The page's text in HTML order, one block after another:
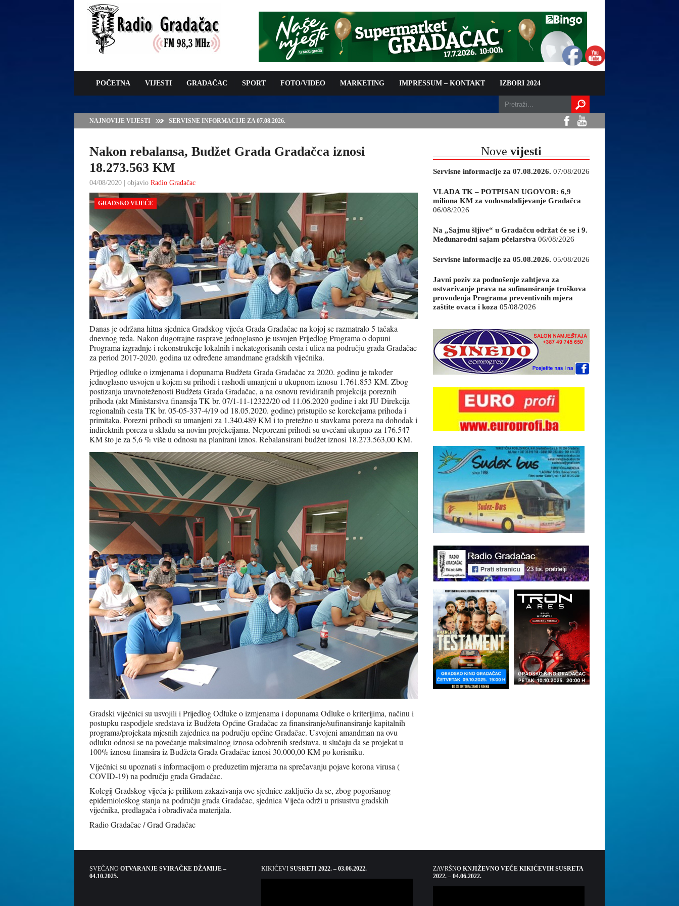
POČETNA VIJESTI GRADAČAC SPORT FOTO/VIDEO MARKETING IMPRESSUM – KONTAKT IZBORI 2024
NAJNOVIJE VIJESTI
VLADA TK – POTPISAN UGOVOR: 6,9 MILIONA KM ZA VODOSNABDIJEVANJE
GRADAČCA
Nakon rebalansa, Budžet Grada Gradačca iznosi
18.273.563 KM
04/08/2020 | objavio Radio Gradačac
GRADSKO VIJEĆE
Danas je održana hitna sjednica Gradskog vijeća Grada Gradačac na kojoj se razmatralo 5 tačaka
dnevnog reda. Nakon dugotrajne rasprave jednoglasno je usvojen Prijedlog Programa o dopuni
Programa izgradnje i rekonstrukcije lokalnih i nekategorisanih cesta i ulica na području grada Gradačac
za period 2017-2020. godina uz određene amandmane gradskih vijećnika.
Prijedlog odluke o izmjenama i dopunama Budžeta Grada Gradačac za 2020. godinu je također
jednoglasno usvojen u kojem su prihodi i rashodi umanjeni u ukupnom iznosu 1.761.853 KM. Zbog
postizanja uravnoteženosti Budžeta Grada Gradačac, a na osnovu revidiranih projekcija poreznih
prihoda (akt Ministarstva finansija TK br. 07/1-11-12322/20 od 11.06.2020 godine i akt JU Direkcija
regionalnih cesta TK br. 05-05-337-4/19 od 18.05.2020. godine) pristupilo se korekcijama prihoda i
primitaka. Porezni prihodi su umanjeni za 1.340.489 KM i to pretežno u stavkama poreza na dohodak i
indirektnih poreza u skladu sa novim projekcijama. Neporezni prihodi su uvećani ukupno za 176.547
KM što je za 5,6 % više u odnosu na planirani iznos. Rebalansirani budžet iznosi 18.273.563,00 KM.
Gradski vijećnici su usvojili i Prijedlog Odluke o izmjenama i dopunama Odluke o kriterijima, načinu i
postupku raspodjele sredstava iz Budžeta Općine Gradačac za finansiranje/sufinansiranje kapitalnih
programa/projekata mjesnih zajednica na području općine Gradačac. Usvojeni amandman na ovu
odluku odnosi se na povećanje maksimalnog iznosa odobrenih sredstava, u slučaju da se projekat u
100% iznosu finansira iz Budžeta Grada Gradačac iznosi 30.000,00 KM po korisniku.
Vijećnici su upoznati s informacijom o preduzetim mjerama na sprečavanju pojave korona virusa (
COVID-19) na području grada Gradačac.
Kolegij Gradskog vijeća je prilikom zakazivanja ove sjednice zaključio da se, zbog pogoršanog
epidemiološkog stanja na području grada Gradačac, sjednica Vijeća održi u prisustvu gradskih
vijećnika, predlagača i obrađivača materijala.
Radio Gradačac / Grad Gradačac
Nove vijesti
Servisne informacije za 07.08.2026. 07/08/2026
VLADA TK – POTPISAN UGOVOR: 6,9
miliona KM za vodosnabdijevanje Gradačca
06/08/2026
Na „Sajmu šljive“ u Gradačcu održat će se i 9.
Međunarodni sajam pčelarstva 06/08/2026
Servisne informacije za 05.08.2026. 05/08/2026
Javni poziv za podnošenje zahtjeva za
ostvarivanje prava na sufinansiranje troškova
provođenja Programa preventivnih mjera
zaštite ovaca i koza 05/08/2026
SVEČANO OTVARANJE SVIRAČKE DŽAMIJE –
04.10.2025.
KIKIĆEVI SUSRETI 2022. – 03.06.2022. ZAVRŠNO KNJIŽEVNO VEČE KIKIĆEVIH SUSRETA
2022. – 04.06.2022.